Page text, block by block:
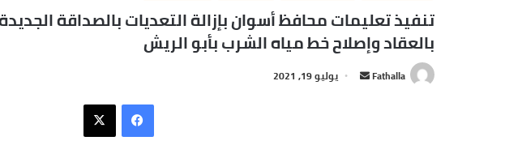
تنفيذ تعليمات محافظ أسوان بإزالة التعديات بالصداقة
بالعقاد وإصلاح خط مياه الشرب بأبو الريش
Fathalla
أرسل يوليو 19, 2021
فيسبوك
X